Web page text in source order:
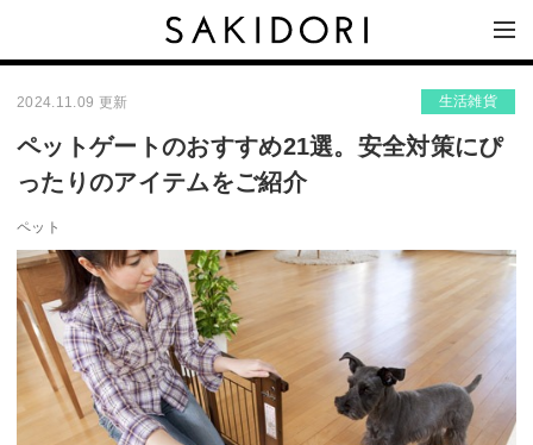
2024.11.09 更新 生活雑貨
ペットゲートのおすすめ21選。安全対策にぴ
ったりのアイテムをご紹介
ペット